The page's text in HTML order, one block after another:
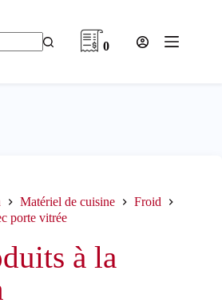
0
Matériel de cuisine
Froid
porte vitrée
à la